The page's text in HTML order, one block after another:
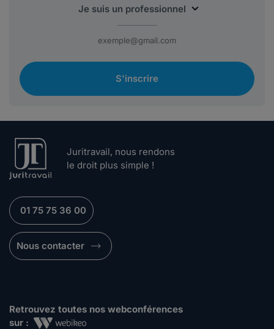
S'inscrire
Juritravail, nous rendons
le droit plus simple !
01 75 75 36 00
Nous contacter
Retrouvez toutes nos webconférences
sur :